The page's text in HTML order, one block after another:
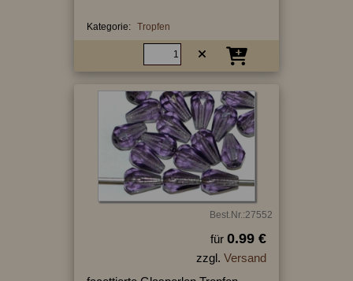
Kategorie: Tropfen
Best.Nr.:27552
für 0.99 €
zzgl. Versand